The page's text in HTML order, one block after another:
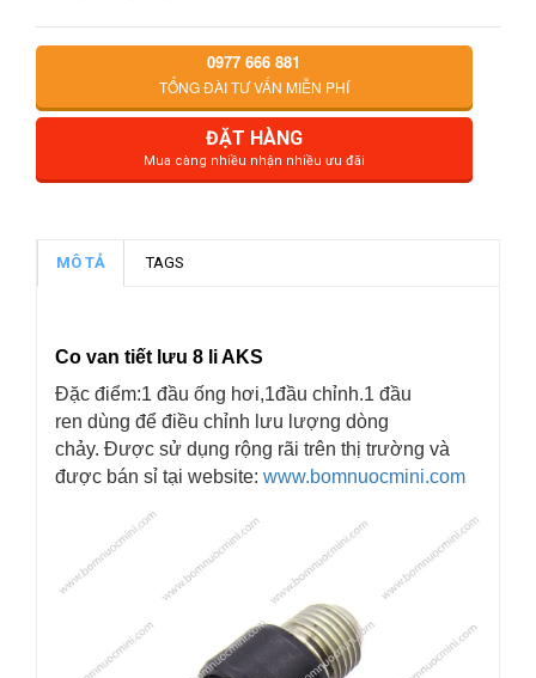
0977 666 881
TỔNG ĐÀI TƯ VẤN MIỄN PHÍ
ĐẶT HÀNG
Mua càng nhiều nhận nhiều ưu đãi
MÔ TẢ TAGS
Co van tiết lưu 8 li AKS
Đặc điểm:1 đầu ống hơi,1đầu chỉnh.1 đầu
ren dùng để điều chỉnh lưu lượng dòng
chảy. Được sử dụng rộng rãi trên thị trường và
được bán sỉ tại website: www.bomnuocmini.com